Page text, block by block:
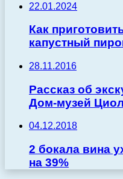
22.01.2024
Как
капустный
28.11.2016
Рассказ об
Дом-музей
04.12.2018
2 бокала вина
на 39%